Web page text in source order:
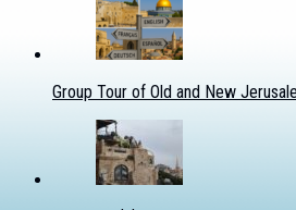
Group Tour of Old and New